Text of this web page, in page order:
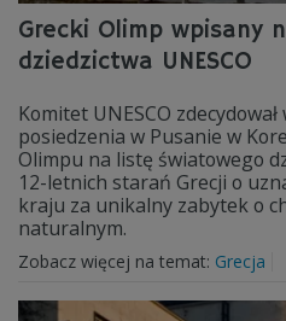
Grecki Olimp wpisany
dziedzictwa UNESCO
Komitet UNESCO
posiedzenia w Pusanie w
Olimpu na listę światowego
12-letnich starań Grecji o
kraju za unikalny zabytek o
naturalnym.
Zobacz więcej na temat: Grecja